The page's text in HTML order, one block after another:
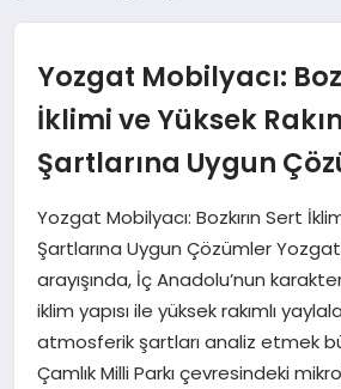
EKONOMI
SPOR
SAĞLIK
EĞITIM
Yozgat Mobilyacı:
İklimi ve Yüksek
Şartlarına Uygun
Yozgat Mobilyacı: Bozkırın Sert
Şartlarına Uygun Çözümler
arayışında, İç Anadolu’nun
iklim yapısı ile yüksek rakımlı
atmosferik şartları analiz etmek
Çamlık Milli Parkı çevresindeki